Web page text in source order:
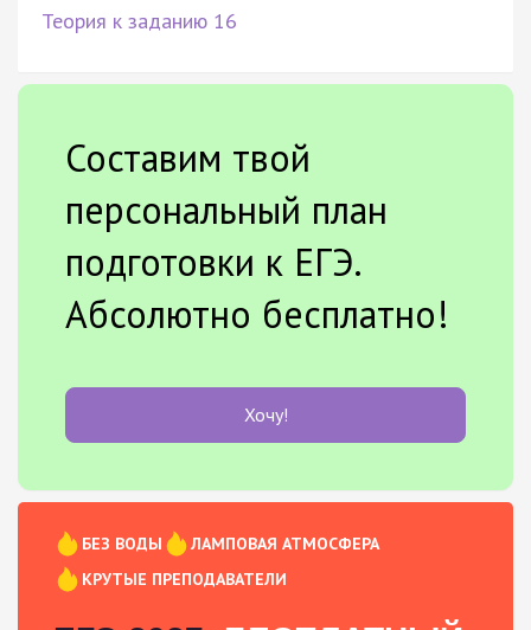
Теория к заданию 16
Составим твой
персональный план
подготовки к ЕГЭ.
Абсолютно бесплатно!
Хочу!
БЕЗ ВОДЫ
ЛАМПОВАЯ АТМОСФЕРА
КРУТЫЕ ПРЕПОДАВАТЕЛИ